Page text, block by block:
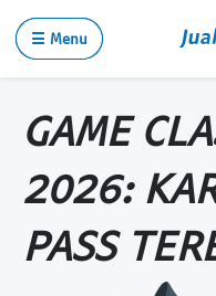
☰ Menu
GAME
2026:
PASS